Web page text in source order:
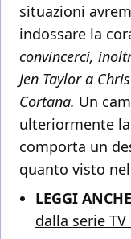
situazioni
indossare la
convincerci,
Jen Taylor a
Cortana. Un
ulteriormente
comporta un
quanto visto
LEGGI
dalla serie